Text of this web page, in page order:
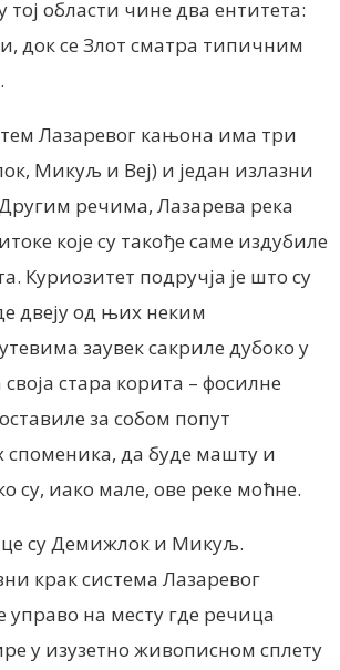
области чине два ентитета:
док се Злот сматра типичним
Лазаревог кањона има три
Микуљ и Веј) и један излазни
речима, Лазарева река
које су такође саме издубиле
Куриозитет подручја је што су
двеју од њих неким
заувек сакриле дубоко у
стара корита – фосилне
за собом попут
да буде машту и
су, иако мале, ове реке моћне.
су Демижлок и Микуљ.
крак система Лазаревог
на месту где речица
у изузетно живописном сплету